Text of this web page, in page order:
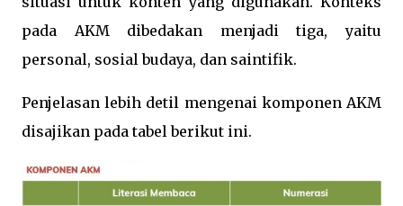
pada AKM dibedakan menjadi tiga, yaitu
personal, sosial budaya, dan saintifik.
Penjelasan lebih detil mengenai komponen AKM
disajikan pada tabel berikut ini.